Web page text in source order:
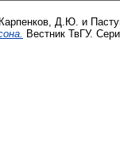
Карпенков, Д.Ю. и
Вестник ТвГУ.